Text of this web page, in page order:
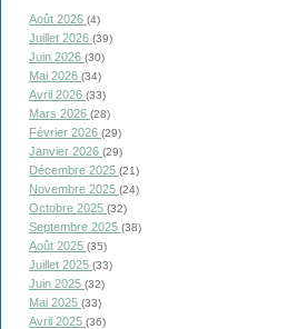
Août 2026 (4)
Juillet 2026 (39)
Juin 2026 (30)
Mai 2026 (34)
Avril 2026 (33)
Mars 2026 (28)
Février 2026 (29)
Janvier 2026 (29)
Décembre 2025 (21)
Novembre 2025 (24)
Octobre 2025 (32)
Septembre 2025 (38)
Août 2025 (35)
Juillet 2025 (33)
Juin 2025 (32)
Mai 2025 (33)
Avril 2025 (36)